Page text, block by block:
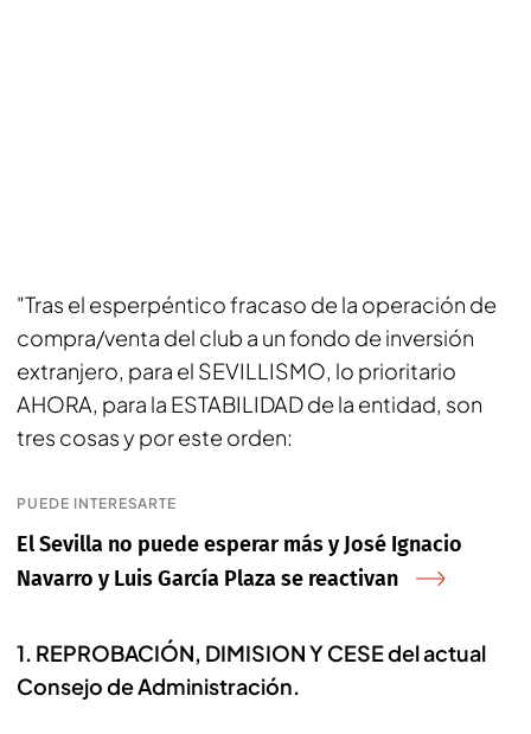
"Tras el esperpéntico fracaso de la operación de
compra/venta del club a un fondo de inversión
extranjero, para el SEVILLISMO, lo prioritario
AHORA, para la ESTABILIDAD de la entidad, son
tres cosas y por este orden:
PUEDE INTERESARTE
El Sevilla no puede esperar más y José Ignacio
Navarro y Luis García Plaza se reactivan
1. REPROBACIÓN, DIMISION Y CESE del actual
Consejo de Administración.